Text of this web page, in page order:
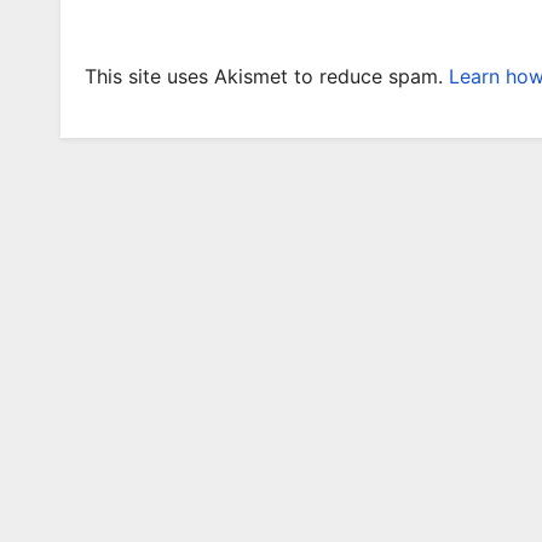
This site uses Akismet to reduce spam. Learn